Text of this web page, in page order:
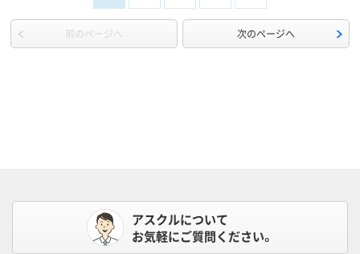
前のページへ 次のページへ
アスクルについて
お気軽にご質問ください。